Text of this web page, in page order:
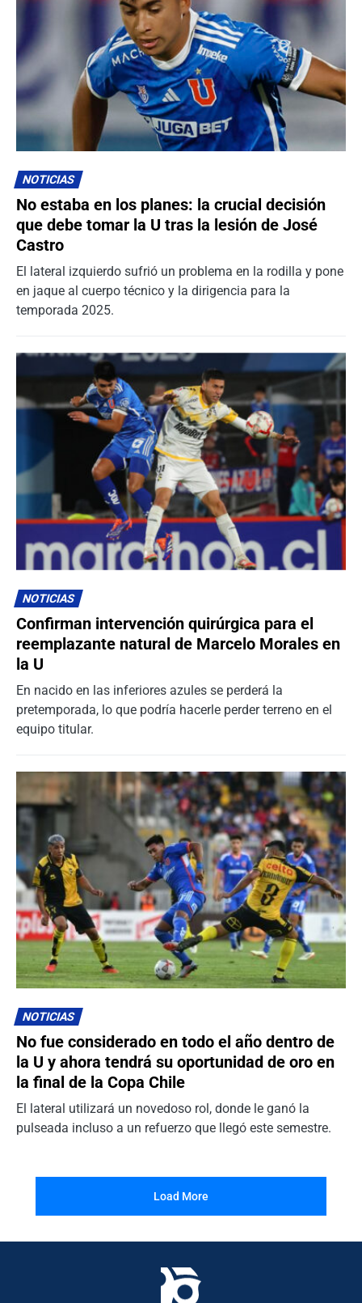
NOTICIAS
No estaba en los planes: la crucial decisión
que debe tomar la U tras la lesión de José
Castro
El lateral izquierdo sufrió un problema en la rodilla y pone
en jaque al cuerpo técnico y la dirigencia para la
temporada 2025.
NOTICIAS
Confirman intervención quirúrgica para el
reemplazante natural de Marcelo Morales en
la U
En nacido en las inferiores azules se perderá la
pretemporada, lo que podría hacerle perder terreno en el
equipo titular.
NOTICIAS
No fue considerado en todo el año dentro de
la U y ahora tendrá su oportunidad de oro en
la final de la Copa Chile
El lateral utilizará un novedoso rol, donde le ganó la
pulseada incluso a un refuerzo que llegó este semestre.
Load More